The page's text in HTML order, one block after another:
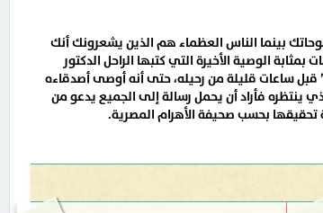
بينما الناس العظماء هم الذين يشعرونك أنك
الوصية الأخيرة التي كتبها الراحل الدكتور
ساعات قليلة من رحيله، حتى أنه أوصى أصدقاءه
ينتظره فأراد أن يحمل رسالة إلى الجميع يدعو من
تحقيقها بحسب صحيفة الأهرام المصرية.